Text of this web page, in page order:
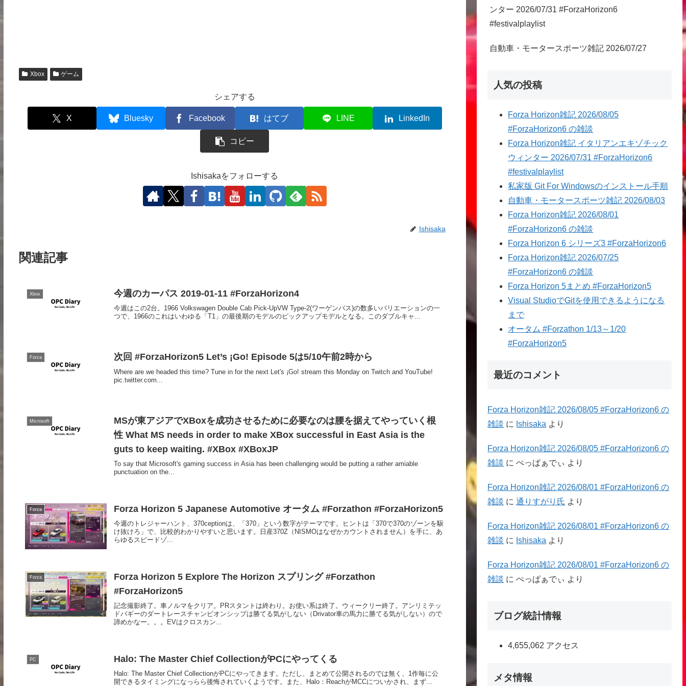
Xbox ゲーム
シェアする
X Bluesky Facebook はてブ LINE LinkedIn
コピー
Ishisakaをフォローする
Ishisaka
関連記事
Xbox 今週のカーパス 2019-01-11 #ForzaHorizon4
今週はこの2台。1966 Volkswagen Double Cab Pick-UpVW Type-2(ワーゲンバス)の数多いバリエーションの一
つで、1966のこれはいわゆる「T1」の最後期のモデルのピックアップモデルとなる。このダブルキャ...
Forza 次回 #ForzaHorizon5 Let’s ¡Go! Episode 5は5/10午前2時から
Where are we headed this time? Tune in for the next Let's ¡Go! stream this Monday on Twitch and YouTube!
pic.twitter.com...
Microsoft
MSが東アジアでXBoxを成功させるために必要なのは腰を据えてやっていく根
性 What MS needs in order to make XBox successful in East Asia is the
guts to keep waiting. #XBox #XBoxJP
To say that Microsoft's gaming success in Asia has been challenging would be putting a rather amiable
punctuation on the...
Forza Forza Horizon 5 Japanese Automotive オータム #Forzathon #ForzaHorizon5
今週のトレジャーハント、370ceptionは、「370」という数字がテーマです。ヒントは「370で370のゾーンを駆
け抜けろ」で、比較的わかりやすいと思います。日産370Z（NISMOはなぜかカウントされません）を手に、あ
らゆるスピードゾ...
Forza
Forza Horizon 5 Explore The Horizon スプリング #Forzathon
#ForzaHorizon5
記念撮影終了。車ノルマをクリア。PRスタントは終わり。お使い系は終了。ウィークリー終了。アンリミテッ
ドバギーのダートレースチャンピオンシップは勝てる気がしない（Drivator車の馬力に勝てる気がしない）ので
諦めかなー。。。EVはクロスカン...
PC Halo: The Master Chief CollectionがPCにやってくる
Halo: The Master Chief CollectionがPCにやってきます。ただし、まとめて公開されるのでは無く、1作毎に公
開できるタイミングになっらら後悔されていくようです。また、Halo：ReachがMCCについかされ、まず...
ンター 2026/07/31 #ForzaHorizon6
#festivalplaylist
自動車・モータースポーツ雑記 2026/07/27
人気の投稿
Forza Horizon雑記 2026/08/05
#ForzaHorizon6 の雑談
Forza Horizon雑記 イタリアンエキゾチック
ウィンター 2026/07/31 #ForzaHorizon6
#festivalplaylist
私家版 Git For Windowsのインストール手順
自動車・モータースポーツ雑記 2026/08/03
Forza Horizon雑記 2026/08/01
#ForzaHorizon6 の雑談
Forza Horizon 6 シリーズ3 #ForzaHorizon6
Forza Horizon雑記 2026/07/25
#ForzaHorizon6 の雑談
Forza Horizon 5まとめ #ForzaHorizon5
Visual StudioでGitを使用できるようになる
まで
オータム #Forzathon 1/13～1/20
#ForzaHorizon5
最近のコメント
Forza Horizon雑記 2026/08/05 #ForzaHorizon6 の
雑談 に Ishisaka より
Forza Horizon雑記 2026/08/05 #ForzaHorizon6 の
雑談 にぺっぱぁでぃ より
Forza Horizon雑記 2026/08/01 #ForzaHorizon6 の
雑談 に通りすがり氏 より
Forza Horizon雑記 2026/08/01 #ForzaHorizon6 の
雑談 に Ishisaka より
Forza Horizon雑記 2026/08/01 #ForzaHorizon6 の
雑談 にぺっぱぁでぃ より
ブログ統計情報
4,655,062 アクセス
メタ情報